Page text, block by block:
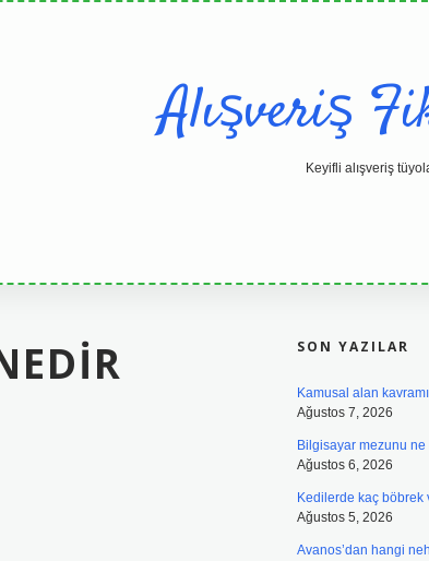
Alışveriş
Keyifli alışveriş
SON YAZILAR
Kamusal alan
Ağustos 7, 2026
Bilgisayar mezunu ne
Ağustos 6, 2026
Kedilerde kaç böbrek
Ağustos 5, 2026
Avanos’dan hangi